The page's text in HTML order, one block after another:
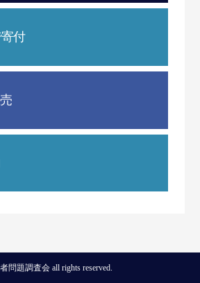
付
問題調査会 all rights reserved.